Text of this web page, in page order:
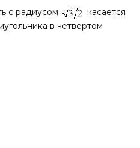
с радиусом
касается
в четвертом